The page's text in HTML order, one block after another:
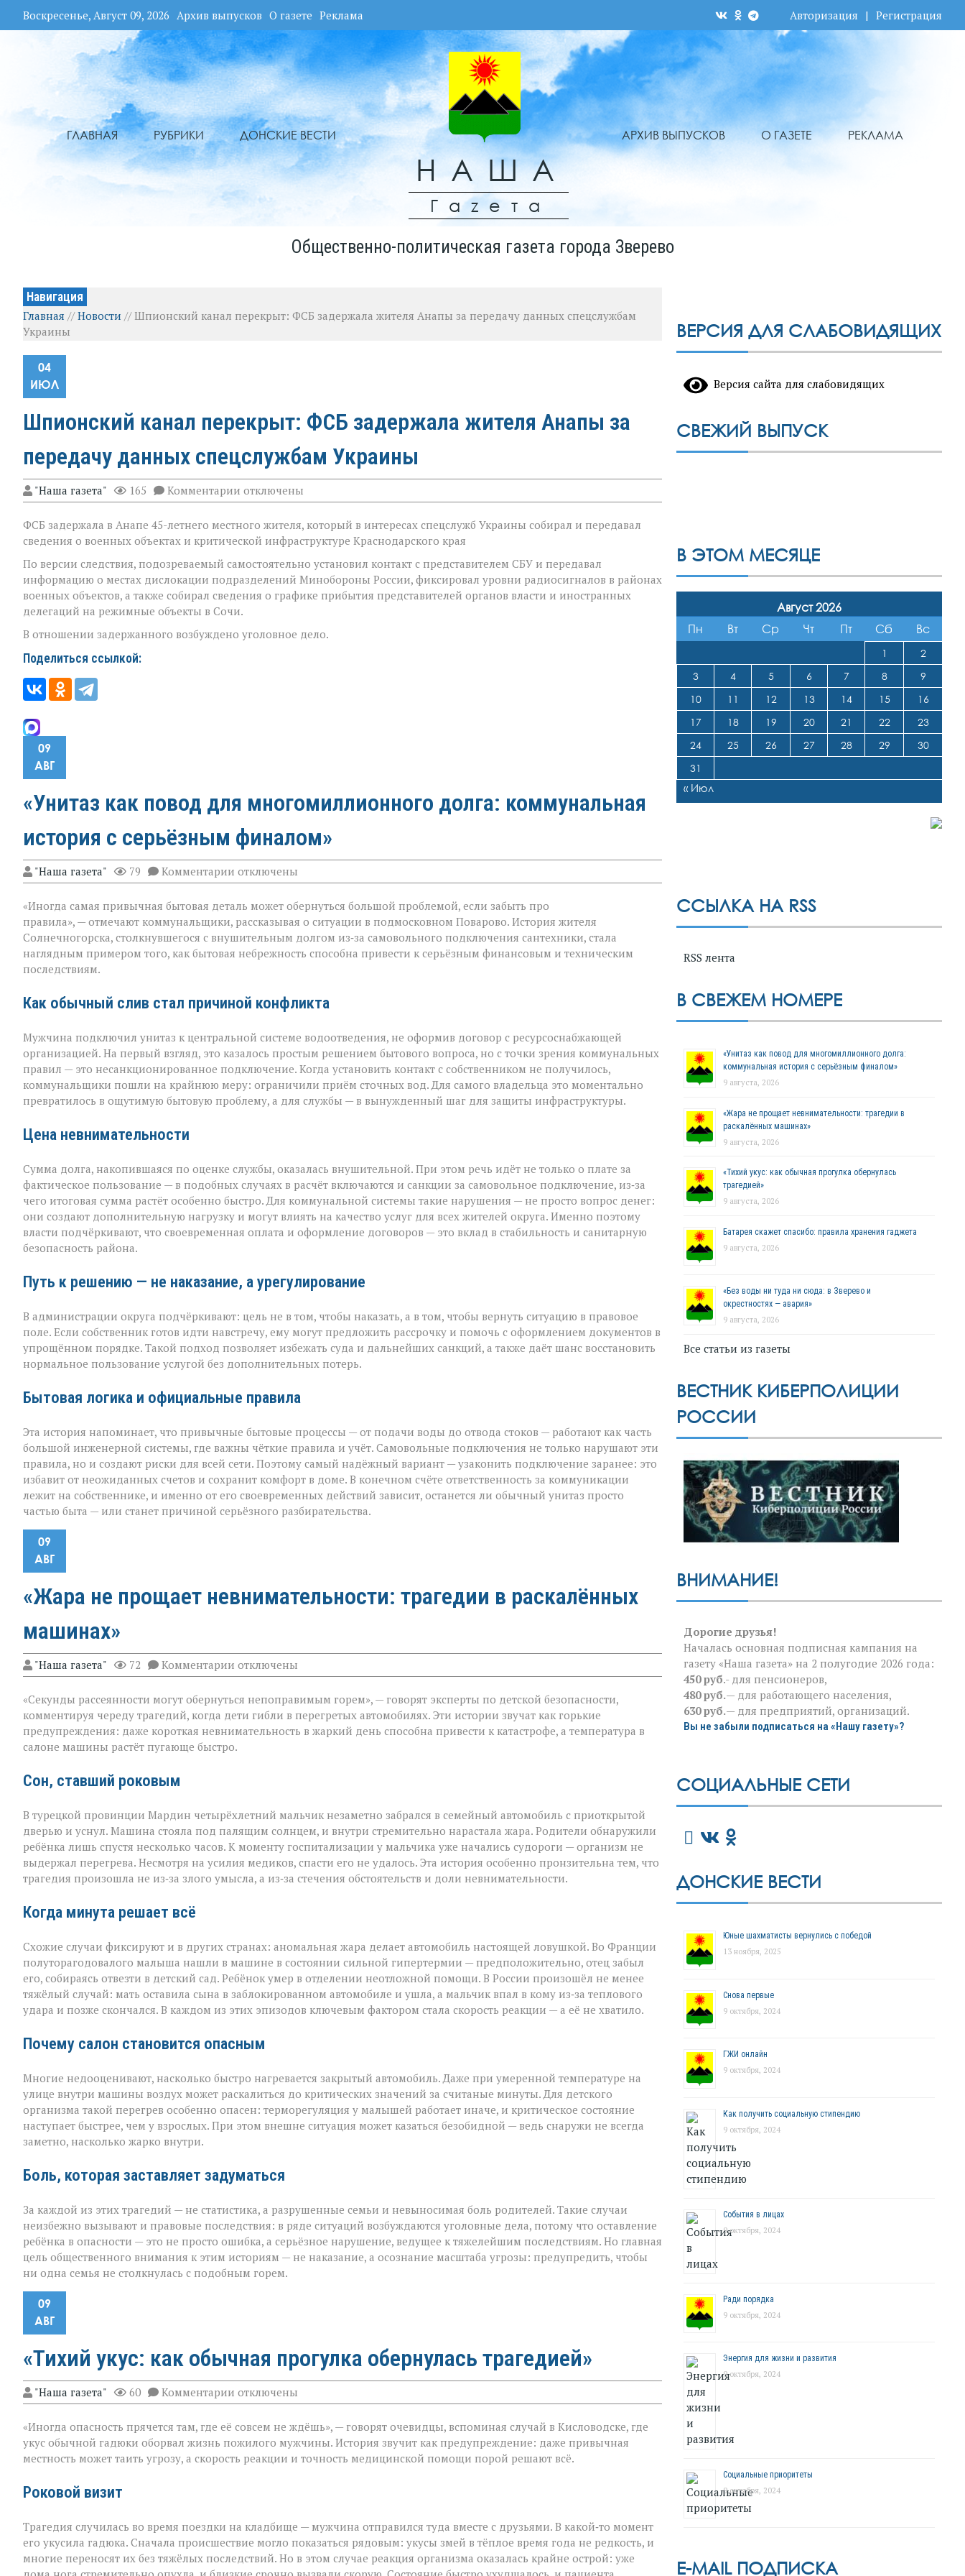
Воскресенье, Август 09, 2026 Архив выпусков О газете Реклама Авторизация | Регистрация
ГЛАВНАЯ РУБРИКИ ДОНСКИЕ ВЕСТИ
НАША
Гаzета
АРХИВ ВЫПУСКОВ О ГАЗЕТЕ РЕКЛАМА
Общественно-политическая газета города Зверево
Навигация
Главная //Новости // Шпионский канал перекрыт: ФСБ задержала жителя Анапы за передачу данных спецслужбам
Украины
04
ИЮЛ
Шпионский канал перекрыт: ФСБ задержала жителя Анапы за
передачу данных спецслужбам Украины
"Наша газета" 165 Комментарии к
записи
канал
перекрыт:
задержала
жителя
Анапы
за
передачу
спецслужбам
отключены
ФСБ задержала в Анапе 45-летнего местного жителя, который в интересах спецслужб Украины собирал и передавал
сведения о военных объектах и критической инфраструктуре Краснодарского края
По версии следствия, подозреваемый самостоятельно установил контакт с представителем СБУ и передавал
информацию о местах дислокации подразделений Минобороны России, фиксировал уровни радиосигналов в районах
военных объектов, а также собирал сведения о графике прибытия представителей органов власти и иностранных
делегаций на режимные объекты в Сочи.
В отношении задержанного возбуждено уголовное дело.
Поделиться ссылкой:
09
АВГ
«Унитаз как повод для многомиллионного долга: коммунальная
история с серьёзным финалом»
"Наша газета" 79 Комментарии к
записи
как
повод
для
многомиллионного
долга:
серьёзным
отключены
«Иногда самая привычная бытовая деталь может обернуться большой проблемой, если забыть про
правила», — отмечают коммунальщики, рассказывая о ситуации в подмосковном Поварово. История жителя
Солнечногорска, столкнувшегося с внушительным долгом из‑за самовольного подключения сантехники, стала
наглядным примером того, как бытовая небрежность способна привести к серьёзным финансовым и техническим
последствиям.
Как обычный слив стал причиной конфликта
Мужчина подключил унитаз к центральной системе водоотведения, не оформив договор с ресурсоснабжающей
организацией. На первый взгляд, это казалось простым решением бытового вопроса, но с точки зрения коммунальных
правил — это несанкционированное подключение. Когда установить контакт с собственником не получилось,
коммунальщики пошли на крайнюю меру: ограничили приём сточных вод. Для самого владельца это моментально
превратилось в ощутимую бытовую проблему, а для службы — в вынужденный шаг для защиты инфраструктуры.
Цена невнимательности
Сумма долга, накопившаяся по оценке службы, оказалась внушительной. При этом речь идёт не только о плате за
фактическое пользование — в подобных случаях в расчёт включаются и санкции за самовольное подключение, из‑за
чего итоговая сумма растёт особенно быстро. Для коммунальной системы такие нарушения — не просто вопрос денег:
они создают дополнительную нагрузку и могут влиять на качество услуг для всех жителей округа. Именно поэтому
власти подчёркивают, что своевременная оплата и оформление договоров — это вклад в стабильность и санитарную
безопасность района.
Путь к решению — не наказание, а урегулирование
В администрации округа подчёркивают: цель не в том, чтобы наказать, а в том, чтобы вернуть ситуацию в правовое
поле. Если собственник готов идти навстречу, ему могут предложить рассрочку и помочь с оформлением документов в
упрощённом порядке. Такой подход позволяет избежать суда и дальнейших санкций, а также даёт шанс восстановить
нормальное пользование услугой без дополнительных потерь.
Бытовая логика и официальные правила
Эта история напоминает, что привычные бытовые процессы — от подачи воды до отвода стоков — работают как часть
большой инженерной системы, где важны чёткие правила и учёт. Самовольные подключения не только нарушают эти
правила, но и создают риски для всей сети. Поэтому самый надёжный вариант — узаконить подключение заранее: это
избавит от неожиданных счетов и сохранит комфорт в доме. В конечном счёте ответственность за коммуникации
лежит на собственнике, и именно от его своевременных действий зависит, останется ли обычный унитаз просто
частью быта — или станет причиной серьёзного разбирательства.
09
АВГ
«Жара не прощает невнимательности: трагедии в раскалённых
машинах»
"Наша газета" 72 Комментарии к
записи
не
прощает
невнимательности:
трагедии
в
отключены
«Секунды рассеянности могут обернуться непоправимым горем», — говорят эксперты по детской безопасности,
комментируя череду трагедий, когда дети гибли в перегретых автомобилях. Эти истории звучат как горькие
предупреждения: даже короткая невнимательность в жаркий день способна привести к катастрофе, а температура в
салоне машины растёт пугающе быстро.
Сон, ставший роковым
В турецкой провинции Мардин четырёхлетний мальчик незаметно забрался в семейный автомобиль с приоткрытой
дверью и уснул. Машина стояла под палящим солнцем, и внутри стремительно нарастала жара. Родители обнаружили
ребёнка лишь спустя несколько часов. К моменту госпитализации у мальчика уже начались судороги — организм не
выдержал перегрева. Несмотря на усилия медиков, спасти его не удалось. Эта история особенно пронзительна тем, что
трагедия произошла не из‑за злого умысла, а из‑за стечения обстоятельств и доли невнимательности.
Когда минута решает всё
Схожие случаи фиксируют и в других странах: аномальная жара делает автомобиль настоящей ловушкой. Во Франции
полуторагодовалого малыша нашли в машине в состоянии сильной гипертермии — предположительно, отец забыл
его, собираясь отвезти в детский сад. Ребёнок умер в отделении неотложной помощи. В России произошёл не менее
тяжёлый случай: мать оставила сына в заблокированном автомобиле и ушла, а мальчик впал в кому из‑за теплового
удара и позже скончался. В каждом из этих эпизодов ключевым фактором стала скорость реакции — а её не хватило.
Почему салон становится опасным
Многие недооценивают, насколько быстро нагревается закрытый автомобиль. Даже при умеренной температуре на
улице внутри машины воздух может раскалиться до критических значений за считаные минуты. Для детского
организма такой перегрев особенно опасен: терморегуляция у малышей работает иначе, и критическое состояние
наступает быстрее, чем у взрослых. При этом внешне ситуация может казаться безобидной — ведь снаружи не всегда
заметно, насколько жарко внутри.
Боль, которая заставляет задуматься
За каждой из этих трагедий — не статистика, а разрушенные семьи и невыносимая боль родителей. Такие случаи
неизбежно вызывают и правовые последствия: в ряде ситуаций возбуждаются уголовные дела, потому что оставление
ребёнка в опасности — это не просто ошибка, а серьёзное нарушение, ведущее к тяжелейшим последствиям. Но главная
цель общественного внимания к этим историям — не наказание, а осознание масштаба угрозы: предупредить, чтобы
ни одна семья не столкнулась с подобным горем.
09
АВГ
«Тихий укус: как обычная прогулка обернулась трагедией»
"Наша газета" 60 Комментарии к
записи
укус:
как
прогулка
отключены
«Иногда опасность прячется там, где её совсем не ждёшь», — говорят очевидцы, вспоминая случай в Кисловодске, где
укус обычной гадюки оборвал жизнь пожилого мужчины. История звучит как предупреждение: даже привычная
местность может таить угрозу, а скорость реакции и точность медицинской помощи порой решают всё.
Роковой визит
Трагедия случилась во время поездки на кладбище — мужчина отправился туда вместе с друзьями. В какой‑то момент
его укусила гадюка. Сначала происшествие могло показаться рядовым: укусы змей в тёплое время года не редкость, и
многие переносят их без тяжёлых последствий. Но в этом случае реакция организма оказалась крайне острой: уже
ВЕРСИЯ ДЛЯ СЛАБОВИДЯЩИХ
Версия сайта для слабовидящих
СВЕЖИЙ ВЫПУСК
В ЭТОМ МЕСЯЦЕ
Август 2026
Пн
Вт Ср Чт Пт Сб Вс
1
2
3
4 5 6 7 8
9
10
11 12 13 14 15
16
17
18 19 20 21 22
23
24
25 26 27 28 29
30
31
« Июл
ССЫЛКА НА RSS
RSS лента
В СВЕЖЕМ НОМЕРЕ
«Унитаз как повод для многомиллионного долга:
коммунальная история с серьёзным финалом»
9 августа, 2026
«Жара не прощает невнимательности: трагедии в
раскалённых машинах»
9 августа, 2026
«Тихий укус: как обычная прогулка обернулась
трагедией»
9 августа, 2026
Батарея скажет спасибо: правила хранения гаджета
9 августа, 2026
«Без воды ни туда ни сюда: в Зверево и
окрестностях — авария»
9 августа, 2026
Все статьи из газеты
ВЕСТНИК КИБЕРПОЛИЦИИ
РОССИИ
ВНИМАНИЕ!
Дорогие друзья!
Началась основная подписная кампания на
газету «Наша газета» на 2 полугодие 2026 года:
450 руб.- для пенсионеров,
480 руб.— для работающего населения,
630 руб.— для предприятий, организаций.
Вы не забыли подписаться на «Нашу газету»?
СОЦИАЛЬНЫЕ СЕТИ
ДОНСКИЕ ВЕСТИ
Юные шахматисты вернулись с победой
13 ноября, 2025
Снова первые
9 октября, 2024
ГЖИ онлайн
9 октября, 2024
Как получить социальную стипендию
9 октября, 2024
События в лицах
9 октября, 2024
Ради порядка
9 октября, 2024
Энергия для жизни и развития
9 октября, 2024
Социальные приоритеты
9 октября, 2024
E-MAIL ПОДПИСКА